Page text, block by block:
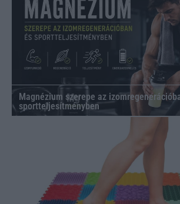
Magnézium szerepe az
sportteljesítményben